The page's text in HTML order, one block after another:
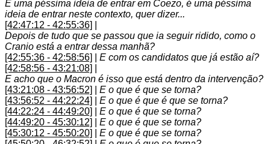
É uma péssima ideia de entrar em Coezo, é uma péssima
ideia de entrar neste contexto, quer dizer...
[42:47:12 - 42:55:36]
Depois de tudo que se passou que ia seguir ridido, como o
Cranio está a entrar dessa manhã?
[42:55:36 - 42:58:56]
E com os candidatos que já estão aí?
[42:58:56 - 43:21:08]
E acho que o Macron é isso que está dentro da intervenção?
[43:21:08 - 43:56:52]
E o que é que se torna?
[43:56:52 - 44:22:24]
E o que é que é que se torna?
[44:22:24 - 44:49:20]
E o que é que se torna?
[44:49:20 - 45:30:12]
E o que é que se torna?
[45:30:12 - 45:50:20]
E o que é que se torna?